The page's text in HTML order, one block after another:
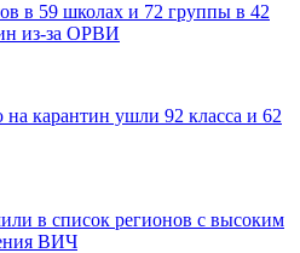
в 59 школах и 72 группы в 42
из-за ОРВИ
карантин ушли 92 класса и 62
в список регионов с высоким
ВИЧ